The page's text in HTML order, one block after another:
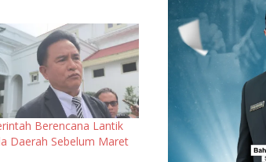
Berencana Lantik
Daerah Sebelum Maret